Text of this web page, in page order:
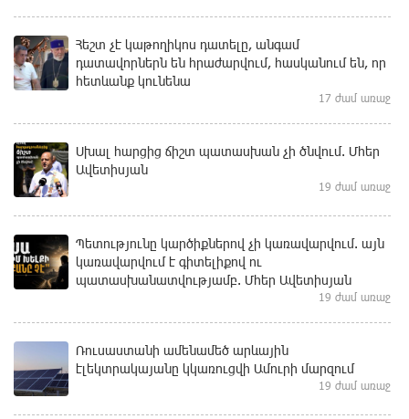
Հեշտ չէ կաթողիկոս դատելը, անգամ
դատավորներն են հրաժարվում, հասկանում են, որ
հետևանք կունենա
17 ժամ առաջ
Սխալ հարցից ճիշտ պատասխան չի ծնվում. Մհեր
Ավետիսյան
19 ժամ առաջ
Պետությունը կարծիքներով չի կառավարվում. այն
կառավարվում է գիտելիքով ու
պատասխանատվությամբ. Մհեր Ավետիսյան
19 ժամ առաջ
Ռուսաստանի ամենամեծ արևային
էլեկտրակայանը կկառուցվի Ամուրի մարզում
19 ժամ առաջ